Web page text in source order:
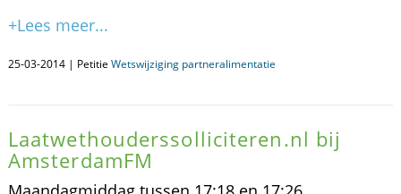
+Lees meer...
25-03-2014 | Petitie Wetswijziging partneralimentatie
Laatwethouderssolliciteren.nl bij
AmsterdamFM